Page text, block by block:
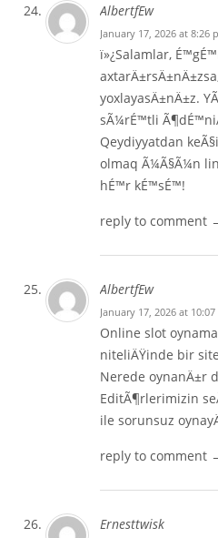
AlbertfEw
January 17, 2026 at 8:26
ï»¿Salamlar,
yoxlayasÄ±nÄ±z.
sÃ¼rÉ™tli
Qeydiyyatdan
olmaq Ã¼Ã§Ã¼n
hÉ™r kÉ™sÉ™!
reply to comment
AlbertfEw
January 17, 2026 at
Online slot
niteliÄŸinde bir
Nerede oynanÄ±r
EditÃ¶rlerimizin
ile sorunsuz
reply to comment
Ernesttwisk